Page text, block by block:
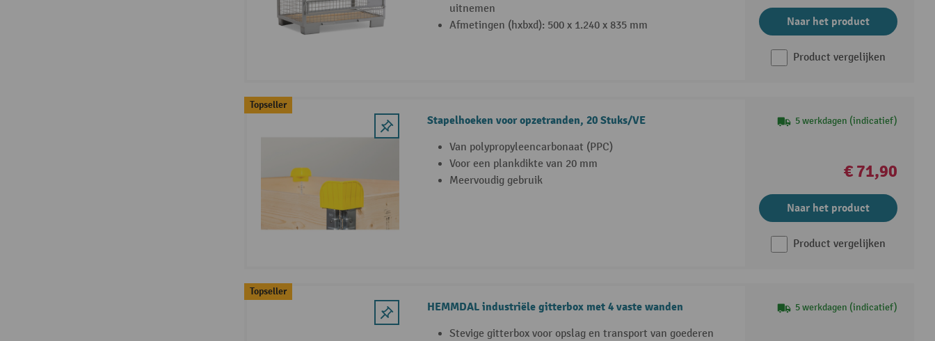
uitnemen
Afmetingen (hxbxd): 500 x 1.240 x 835 mm
Naar het product
Product vergelijken
Topseller
Stapelhoeken voor opzetranden, 20 Stuks/VE
Van polypropyleencarbonaat (PPC)
Voor een plankdikte van 20 mm
Meervoudig gebruik
5 werkdagen (indicatief)
€ 71,90
Naar het product
Product vergelijken
Topseller
HEMMDAL industriële gitterbox met 4 vaste wanden
Stevige gitterbox voor opslag en transport van goederen
5 werkdagen (indicatief)